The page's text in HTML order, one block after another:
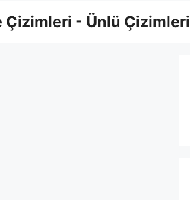
- Ünlü Çizimleri